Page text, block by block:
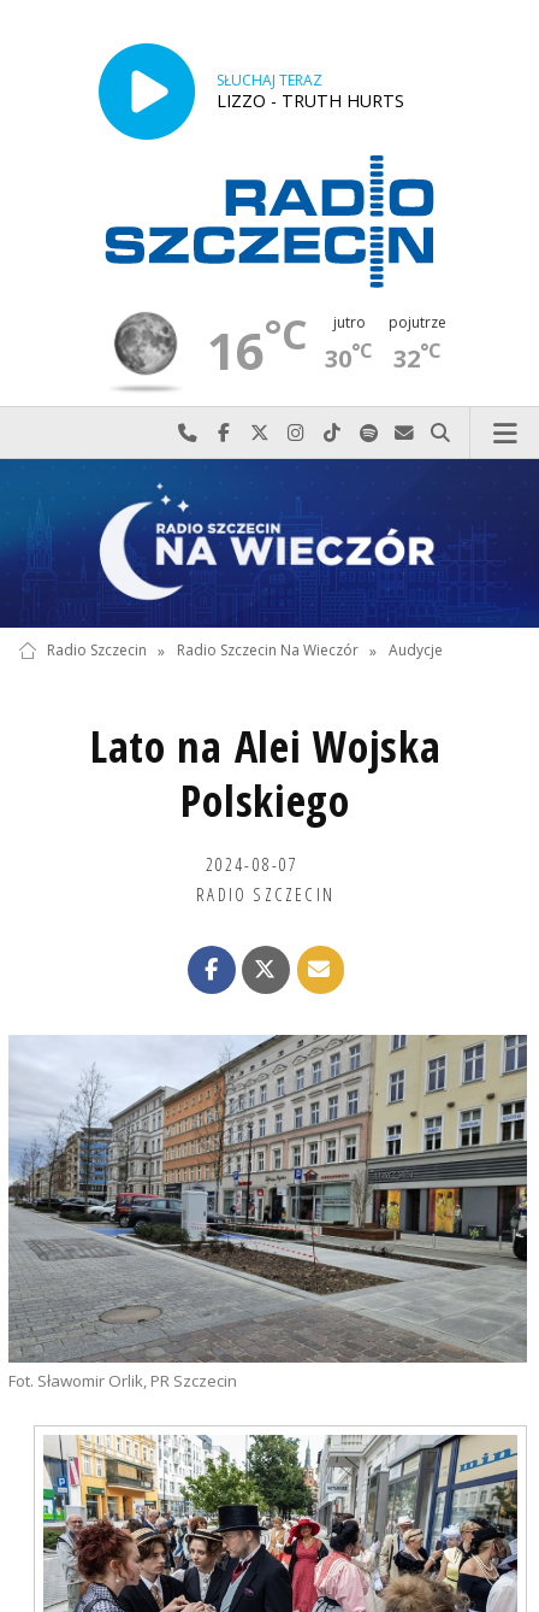
SŁUCHAJ TERAZ
LIZZO - TRUTH HURTS
16°C jutro
30°C
pojutrze
32°C
Najlepiej po prostu do nas zadzwoń
Odwiedź nas na Facebook-u
Odwiedź nas na X
Odwiedź nas na Instagram-ie
Odwiedź nas na TikTok-u
Szukaj nas na Spotify
Wyślij do nas
Szukaj
Radio Szczecin » Radio Szczecin Na Wieczór » Audycje
Lato na Alei Wojska
Polskiego
2024-08-07
RADIO SZCZECIN
Fot. Sławomir Orlik, PR Szczecin